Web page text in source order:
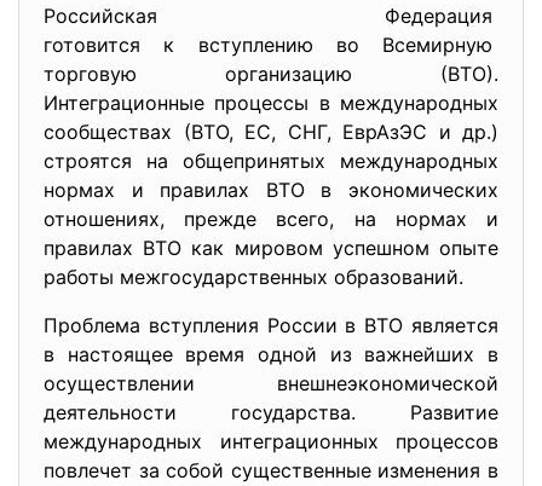
Российская Федерация
готовится к вступлению во Всемирную
торговую организацию (ВТО).
Интеграционные процессы в международных
сообществах (ВТО, ЕС, СНГ, ЕврАзЭС и др.)
строятся на общепринятых международных
нормах и правилах ВТО в экономических
отношениях, прежде всего, на нормах и
правилах ВТО как мировом успешном опыте
работы межгосударственных образований.
Проблема вступления России в ВТО является
в настоящее время одной из важнейших в
осуществлении внешнеэкономической
деятельности государства. Развитие
международных интеграционных процессов
повлечет за собой существенные изменения в